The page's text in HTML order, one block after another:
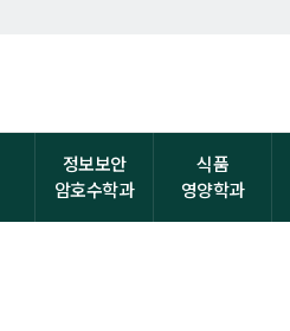
정보보안
암호수학과
식품
영양학과